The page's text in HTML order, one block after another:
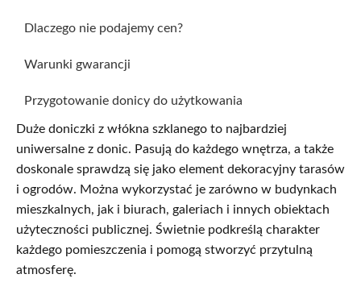
Dlaczego nie podajemy cen?
Warunki gwarancji
Przygotowanie donicy do użytkowania
Duże doniczki z włókna szklanego to najbardziej
uniwersalne z donic. Pasują do każdego wnętrza, a także
doskonale sprawdzą się jako element dekoracyjny tarasów
i ogrodów. Można wykorzystać je zarówno w budynkach
mieszkalnych, jak i biurach, galeriach i innych obiektach
użyteczności publicznej. Świetnie podkreślą charakter
każdego pomieszczenia i pomogą stworzyć przytulną
atmosferę.